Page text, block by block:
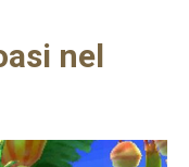
nel